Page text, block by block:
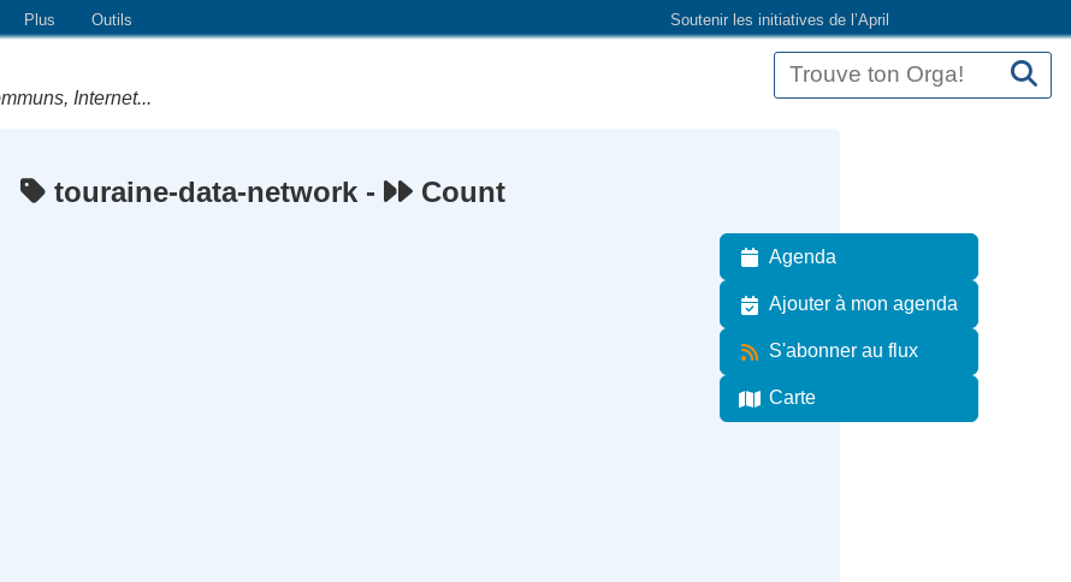
Soutenir les initiatives de l’April
Plus Outils
Internet...
touraine-data-network - Count
Agenda
Ajouter à mon agenda
S'abonner au flux
Carte